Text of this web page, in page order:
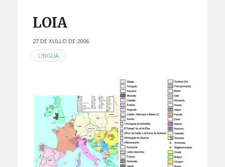
LOIA
27 DE XULLO DE 2006
EN
LINGUA